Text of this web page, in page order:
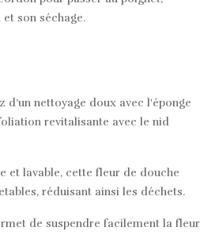
son séchage.
d’un nettoyage doux avec l'éponge
revitalisante avec le nid
et lavable, cette fleur de douche
réduisant ainsi les déchets.
de suspendre facilement la fleur